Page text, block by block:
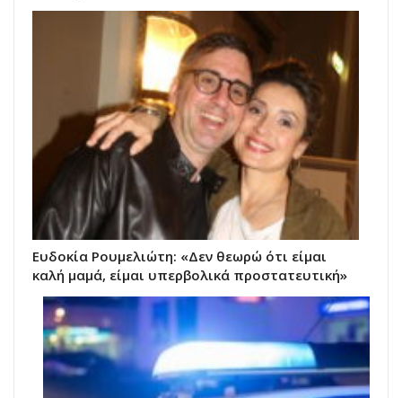
Ευδοκία Ρουμελιώτη: «Δεν θεωρώ ότι είμαι
καλή μαμά, είμαι υπερβολικά προστατευτική»